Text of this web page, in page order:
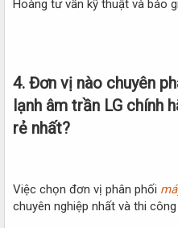
Hoàng tư vấn kỹ thuật và báo
4. Đơn vị nào chuyên
lạnh âm trần LG chính
rẻ nhất?​
Việc chọn đơn vị phân phối
chuyên nghiệp nhất và thi